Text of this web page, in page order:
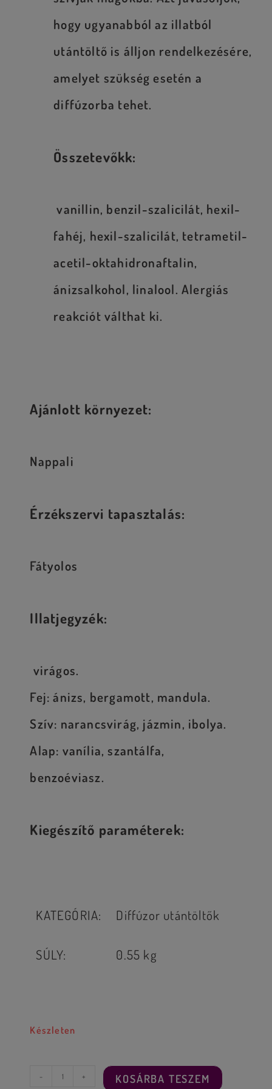
hogy ugyanabból az illatból
utántöltő is álljon rendelkezésére,
amelyet szükség esetén a
diffúzorba tehet.
Összetevőkk:
vanillin, benzil-szalicilát, hexil-
fahéj, hexil-szalicilát, tetrametil-
acetil-oktahidronaftalin,
ánizsalkohol, linalool. Alergiás
reakciót válthat ki.
Ajánlott környezet:
Nappali
Érzékszervi tapasztalás:
Fátyolos
Illatjegyzék:
virágos.
Fej: ánizs, bergamott, mandula.
Szív: narancsvirág, jázmin, ibolya.
Alap: vanília, szantálfa,
benzoéviasz.
Kiegészítő paraméterek:
KATEGÓRIA: Diffúzor utántöltők
SÚLY: 0.55 kg
Készleten
- + KOSÁRBA TESZEM